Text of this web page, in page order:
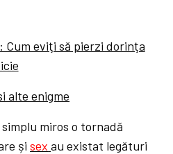
Cum eviţi să pierzi dorinţa
alte enigme
miros o tornadă
șisex au existat legături